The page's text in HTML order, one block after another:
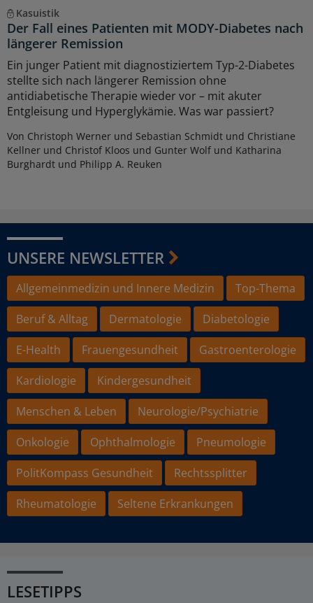
Kasuistik
Der Fall eines Patienten mit MODY-Diabetes nach
längerer Remission
Ein junger Patient mit diagnostiziertem Typ-2-Diabetes
stellte sich nach längerer Remission ohne
antidiabetische Therapie wieder vor – mit akuter
Entgleisung und Hyperglykämie. Was war passiert?
Von Christoph Werner und Sebastian Schmidt und Christiane
Kellner und Christof Kloos und Gunter Wolf und Katharina
Burghardt und Philipp A. Reuken
UNSERE NEWSLETTER
Allgemeinmedizin und Innere Medizin
Top-Thema
Beruf & Alltag
Dermatologie
Diabetologie
E-Health
Frauengesundheit
Gastroenterologie
Kardiologie
Kindergesundheit
Menschen & Leben
Neurologie/Psychiatrie
Onkologie
Ophthalmologie
Pneumologie
PolitKompass Gesundheit
Rechtssplitter
Rheumatologie
Seltene Erkrankungen
LESETIPPS